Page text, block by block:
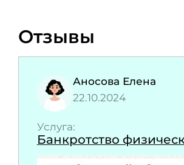
Отзывы
Аносова Елена
22.10.2024
Услуга:
Банкротство